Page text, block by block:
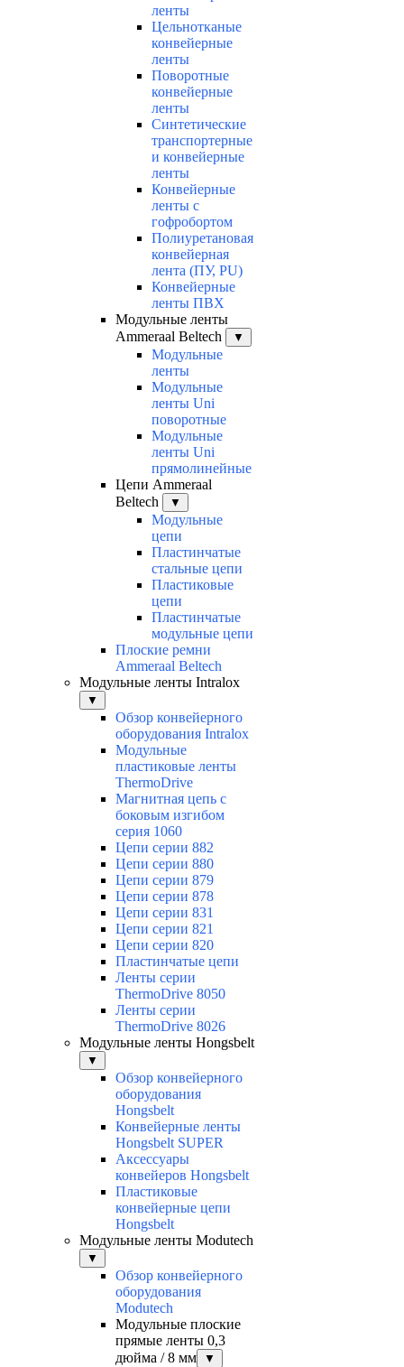
ленты
Цельнотканые
конвейерные
ленты
Поворотные
конвейерные
ленты
Синтетические
транспортерные
и конвейерные
ленты
Конвейерные
ленты с
гофробортом
Полиуретановая
конвейерная
лента (ПУ, PU)
Конвейерные
ленты ПВХ
Модульные ленты
Ammeraal Beltech
▼
Модульные
ленты
Модульные
ленты Uni
поворотные
Модульные
ленты Uni
прямолинейные
Цепи Ammeraal
Beltech
▼
Модульные
цепи
Пластинчатые
стальные цепи
Пластиковые
цепи
Пластинчатые
модульные цепи
Плоские ремни
Ammeraal Beltech
Модульные ленты Intralox
▼
Обзор конвейерного
оборудования Intralox
Модульные
пластиковые ленты
ThermoDrive
Магнитная цепь с
боковым изгибом
серия 1060
Цепи серии 882
Цепи серии 880
Цепи серии 879
Цепи серии 878
Цепи серии 831
Цепи серии 821
Цепи серии 820
Пластинчатые цепи
Ленты серии
ThermoDrive 8050
Ленты серии
ThermoDrive 8026
Модульные ленты Hongsbelt
▼
Обзор конвейерного
оборудования
Hongsbelt
Конвейерные ленты
Hongsbelt SUPER
Аксессуары
конвейеров Hongsbelt
Пластиковые
конвейерные цепи
Hongsbelt
Модульные ленты Modutech
▼
Обзор конвейерного
оборудования
Modutech
Модульные плоские
прямые ленты 0,3
дюйма / 8 мм
▼